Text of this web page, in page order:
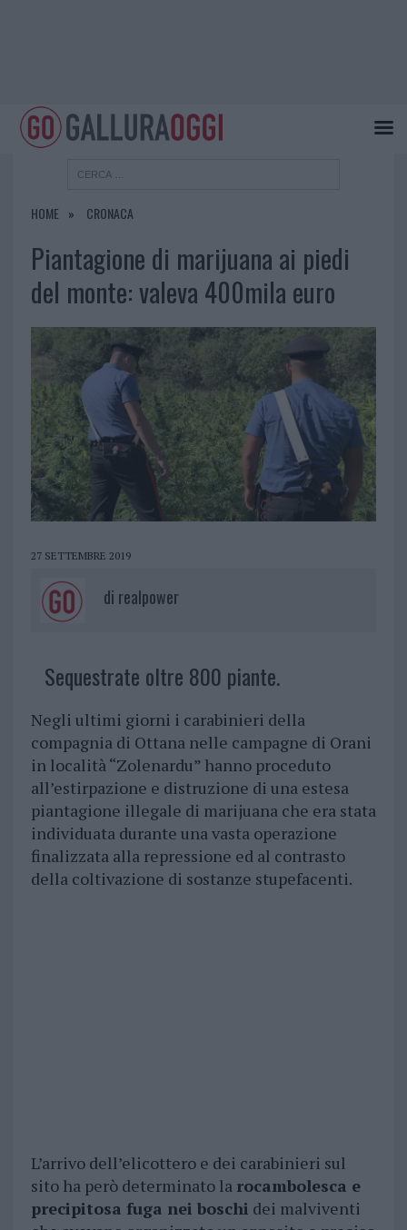
HOME CRONACA
Piantagione di marijuana ai piedi
del monte: valeva 400mila euro
27 SETTEMBRE 2019
di realpower
Sequestrate oltre 800 piante.
Negli ultimi giorni i carabinieri della
compagnia di Ottana nelle campagne di Orani
in località “Zolenardu” hanno proceduto
all’estirpazione e distruzione di una estesa
piantagione illegale di marijuana che era stata
individuata durante una vasta operazione
finalizzata alla repressione ed al contrasto
della coltivazione di sostanze stupefacenti.
L’arrivo dell’elicottero e dei carabinieri sul
sito ha però determinato la rocambolesca e
precipitosa fuga nei boschi dei malviventi